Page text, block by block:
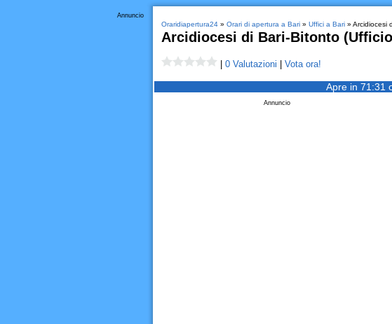
Annuncio
Oraridiapertura24» Orari di apertura a Bari» Uffici a Bari» Arcidiocesi
Arcidiocesi di Bari-Bitonto
0 Valutazioni Vota ora!
Apre in 71:31
Annuncio